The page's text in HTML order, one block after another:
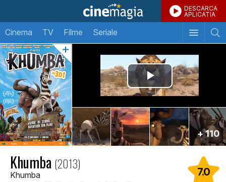
DESCARCA
APLICATIA
Cinema TV Filme Seriale
+ 110
Khumba (2013)
Khumba 7.0